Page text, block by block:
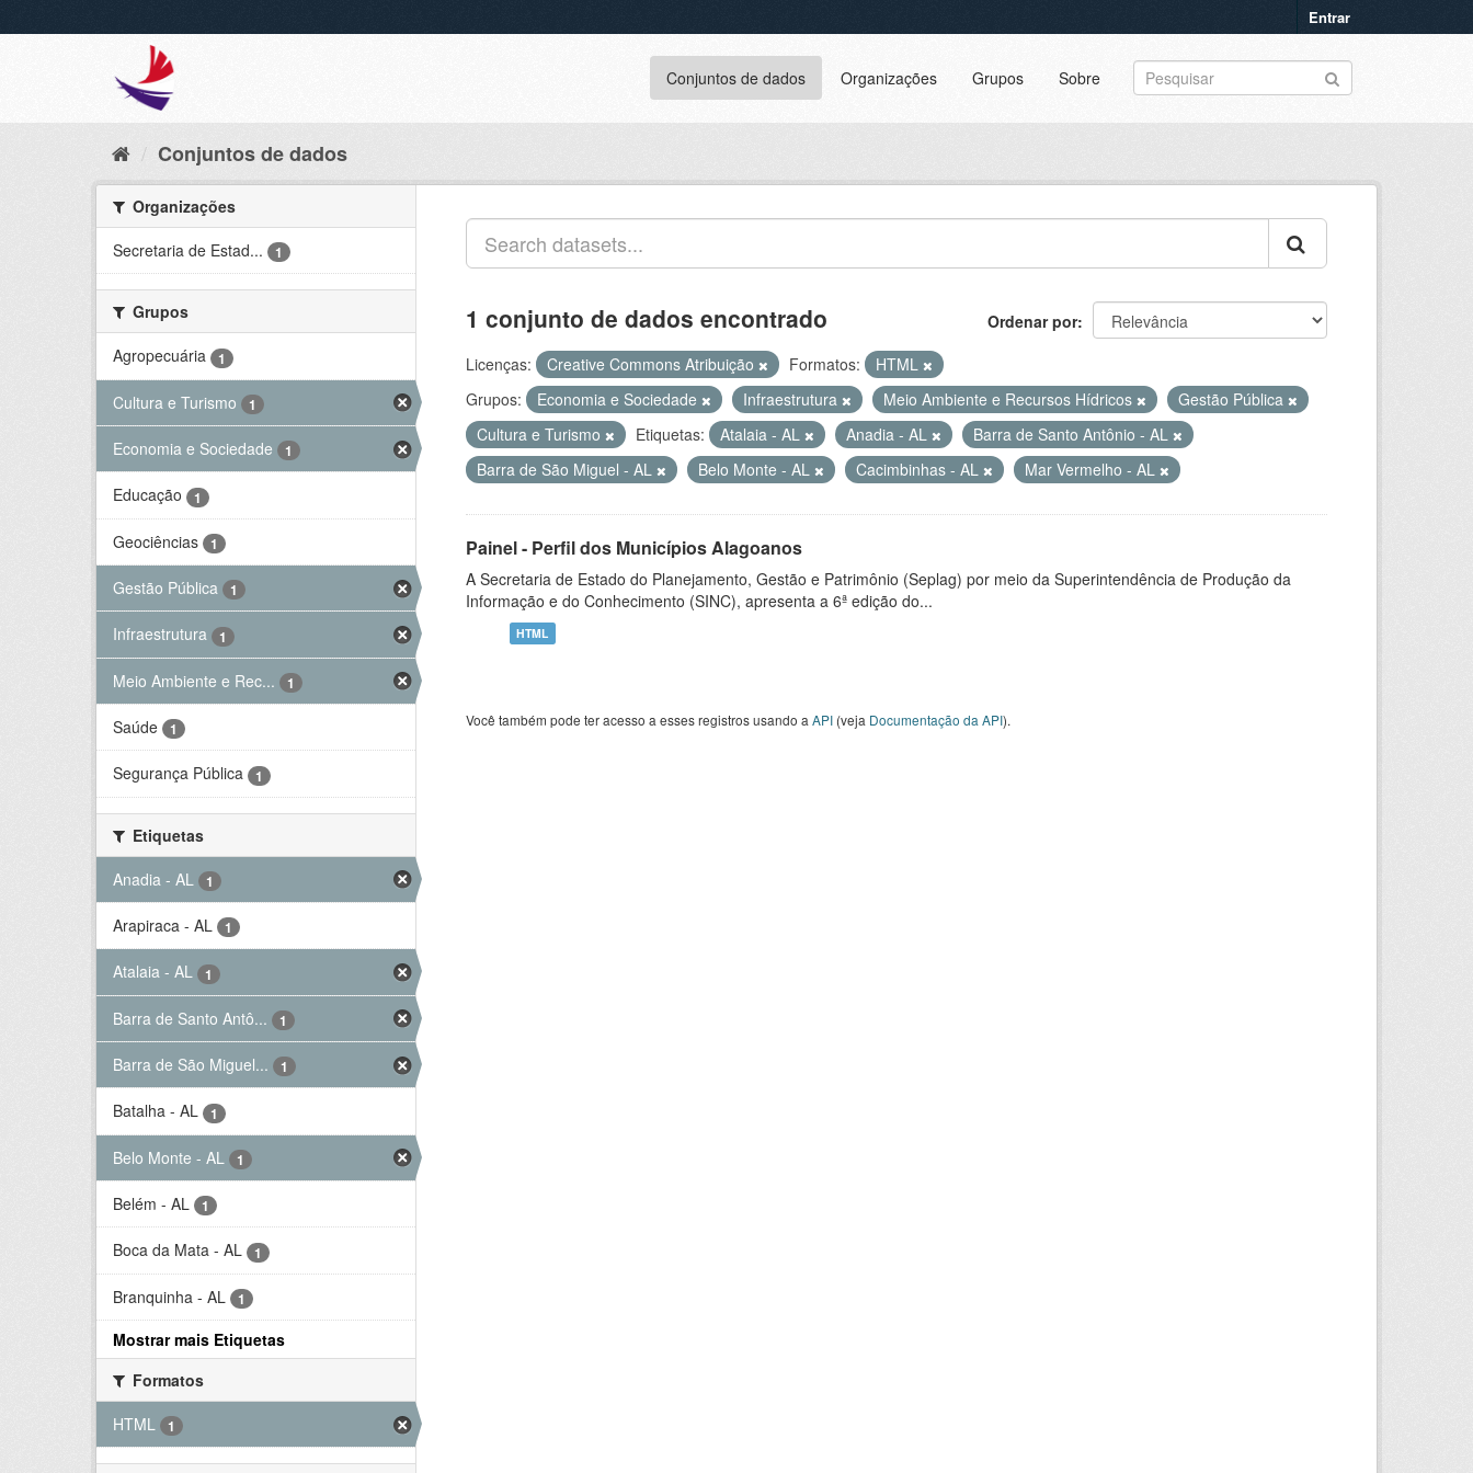
Entrar
Conjuntos de dados Organizações Grupos Sobre
Conjuntos de dados
Organizações
Secretaria de Estad...
1
Grupos
Agropecuária
1
Cultura e Turismo 1
Economia e Sociedade 1
Educação 1
Geociências 1
Gestão Pública 1
Infraestrutura 1
Meio Ambiente e Rec... 1
Saúde 1
Segurança Pública 1
Etiquetas
Anadia - AL
1
Arapiraca - AL 1
Atalaia - AL 1
Barra de Santo Antô... 1
Barra de São Miguel... 1
Batalha - AL 1
Belo Monte - AL 1
Belém - AL 1
Boca da Mata - AL 1
Branquinha - AL 1
Mostrar mais Etiquetas
Formatos
HTML
1
Ordenar por
1 conjunto de dados encontrado
Licenças: Creative Commons Atribuição Formatos:
HTML
Grupos:
Economia e Sociedade Infraestrutura Meio Ambiente e Recursos Hídricos
Gestão Pública
Cultura e Turismo
Etiquetas: Atalaia - AL Anadia - AL
Barra de Santo Antônio - AL
Barra de São Miguel - AL
Belo Monte - AL Cacimbinhas - AL Mar Vermelho - AL
Painel - Perfil dos Municípios Alagoanos
A Secretaria de Estado do Planejamento, Gestão e Patrimônio (Seplag) por meio da Superintendência de Produção da
Informação e do Conhecimento (SINC), apresenta a 6ª edição do...
HTML
Você também pode ter acesso a esses registros usando a API (veja Documentação da API).